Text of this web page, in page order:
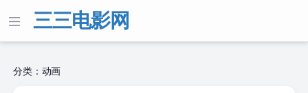
三三电影网
分类：动画